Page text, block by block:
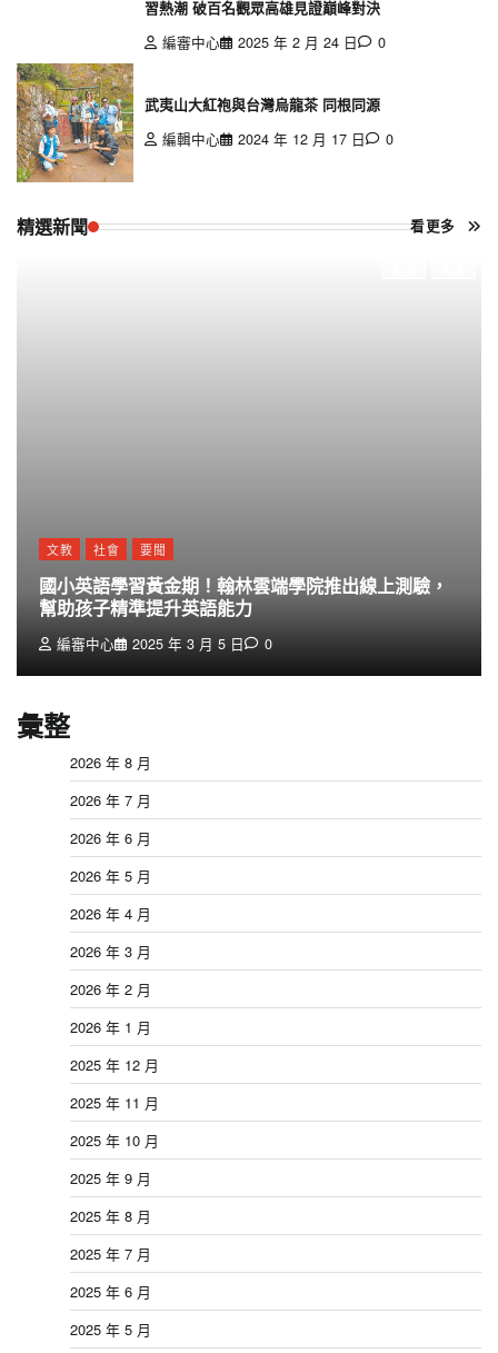
習熱潮 破百名觀眾高雄見證巔峰對決
編審中心
2025 年 2 月 24 日 0
武夷山大紅袍與台灣烏龍茶 同根同源
編輯中心
2024 年 12 月 17 日 0
精選新聞 看更多
文教 社會 要聞
國小英語學習黃金期！翰林雲端學院推出線上測驗，
幫助孩子精準提升英語能力
編審中心 2025 年 3 月 5 日 0
彙整
2026 年 8 月
2026 年 7 月
2026 年 6 月
2026 年 5 月
2026 年 4 月
2026 年 3 月
2026 年 2 月
2026 年 1 月
2025 年 12 月
2025 年 11 月
2025 年 10 月
2025 年 9 月
2025 年 8 月
2025 年 7 月
2025 年 6 月
2025 年 5 月